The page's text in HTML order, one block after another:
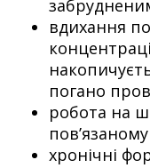
вдихання
погано
робота на
хронічні